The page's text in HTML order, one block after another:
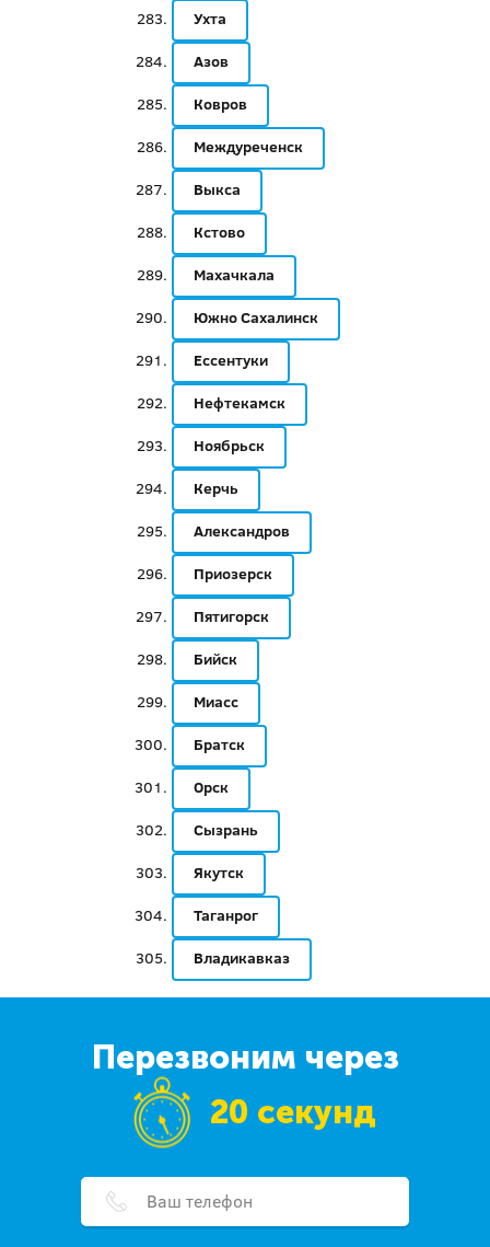
Ухта
Азов
Ковров
Междуреченск
Выкса
Кстово
Махачкала
Южно Сахалинск
Ессентуки
Нефтекамск
Ноябрьск
Керчь
Александров
Приозерск
Пятигорск
Бийск
Миасс
Братск
Орск
Сызрань
Якутск
Таганрог
Владикавказ
Перезвоним через
20 секунд